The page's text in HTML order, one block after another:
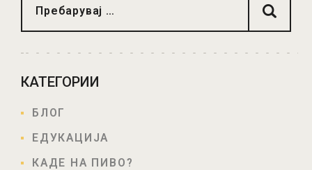
КАТЕГОРИИ
БЛОГ
ЕДУКАЦИЈА
КАДЕ НА ПИВО?